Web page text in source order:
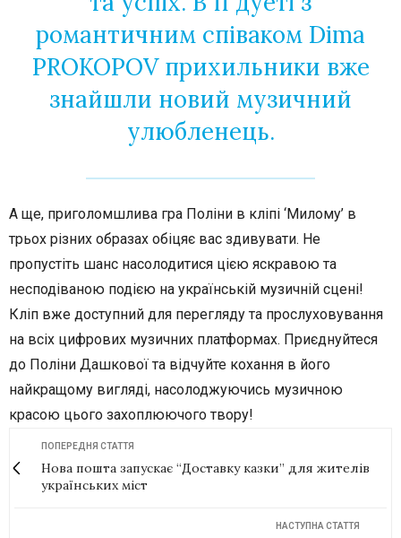
романтичним співаком Dima
PROKOPOV прихильники вже
знайшли новий музичний
улюбленець.
А ще, приголомшлива гра Поліни в кліпі ‘Милому’ в
трьох різних образах обіцяє вас здивувати. Не
пропустіть шанс насолодитися цією яскравою та
несподіваною подією на українській музичній сцені!
Кліп вже доступний для перегляду та прослуховування
на всіх цифрових музичних платформах. Приєднуйтеся
до Поліни Дашкової та відчуйте кохання в його
найкращому вигляді, насолоджуючись музичною
красою цього захоплюючого твору!
ПОПЕРЕДНЯ СТАТТЯ
Нова пошта запускає “Доставку казки” для жителів
українських міст
НАСТУПНА СТАТТЯ